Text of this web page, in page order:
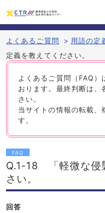
よくあるご質問 > 用語の定
定義を教えてください。
よくあるご質問（FAQ
おります。最終判断は、
さい。
当サイトの情報の転載、
す。
FAQ
Q.1-18 「軽微な侵
さい。
回答